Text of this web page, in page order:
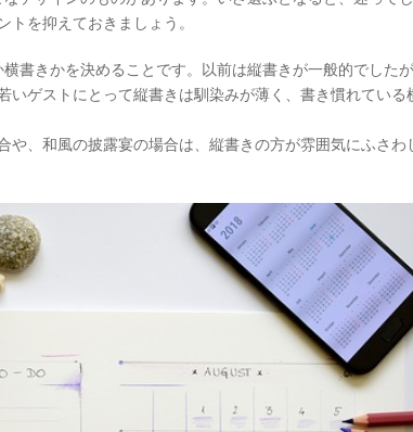
を抑えておきましょう。
書きかを決めることです。以前は縦書きが一般的でした
いゲストにとって縦書きは馴染みが薄く、書き慣れている
や、和風の披露宴の場合は、縦書きの方が雰囲気にふさわ